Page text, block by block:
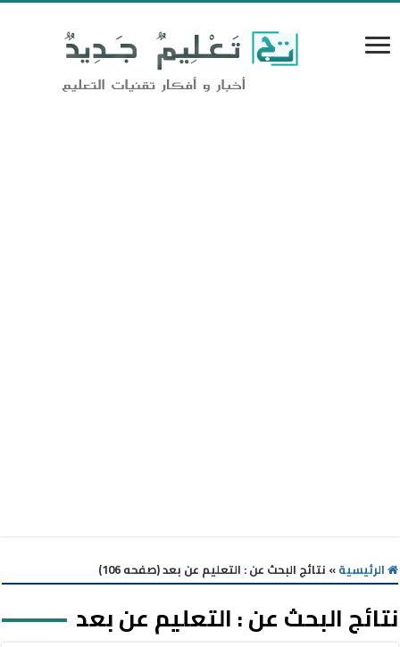
الرئيسية» نتائج البحث عن : التعليم عن بعد (صفحه 106)
نتائج البحث عن :التعليم عن بعد